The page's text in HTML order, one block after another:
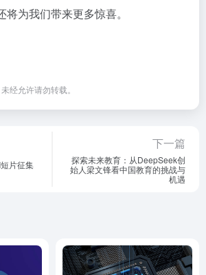
为我们带来更多惊喜。
经允许请勿转载。
片征集
下一篇
探索未来教育：从DeepSeek创
始人梁文锋看中国教育的挑战与
机遇